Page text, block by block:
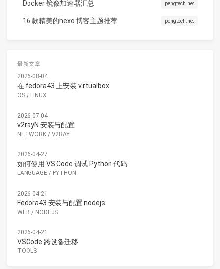
Docker 镜像加速器汇总 pengtech.net
16 款精美的hexo 博客主题推荐 pengtech.net
最新文章
2026-08-04
在 fedora43 上安装 virtualbox
OS / LINUX
2026-07-04
v2rayN 安装与配置
NETWORK / V2RAY
2026-04-27
如何使用 VS Code 调试 Python 代码
LANGUAGE / PYTHON
2026-04-21
Fedora43 安装与配置 nodejs
WEB / NODEJS
2026-04-21
VSCode 跨设备迁移
TOOLS